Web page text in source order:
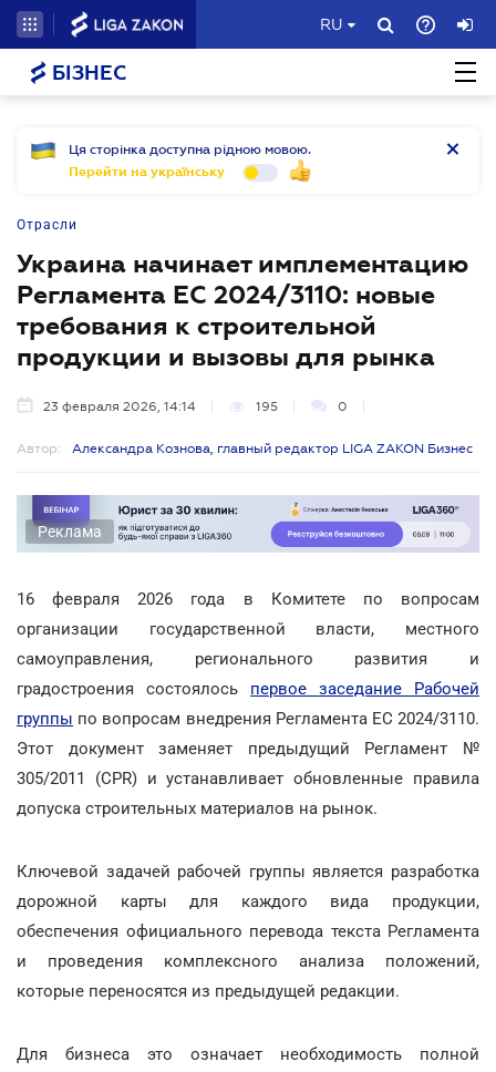
RU
БІЗНЕС
Ця сторінка доступна рідною мовою.
Перейти на українську
Отрасли
Украина начинает имплементацию
Регламента ЕС 2024/3110: новые
требования к строительной
продукции и вызовы для рынка
23 февраля 2026, 14:14 195 0
Автор: Александра Кознова, главный редактор LIGA ZAKON Бизнес
Реклама
16 февраля 2026 года в Комитете по вопросам
организации государственной власти, местного
самоуправления, регионального развития и
градостроения состоялось первое заседание Рабочей
группы по вопросам внедрения Регламента ЕС 2024/3110.
Этот документ заменяет предыдущий Регламент №
305/2011 (CPR) и устанавливает обновленные правила
допуска строительных материалов на рынок.
Ключевой задачей рабочей группы является разработка
дорожной карты для каждого вида продукции,
обеспечения официального перевода текста Регламента
и проведения комплексного анализа положений,
которые переносятся из предыдущей редакции.
Для бизнеса это означает необходимость полной